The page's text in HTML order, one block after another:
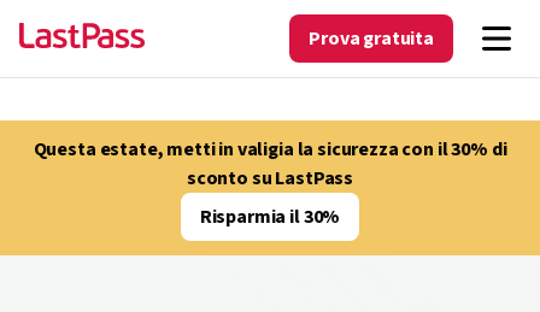
Prova gratuita
Questa estate, metti in valigia la sicurezza con il 30% di
sconto su LastPass
Risparmia il 30%